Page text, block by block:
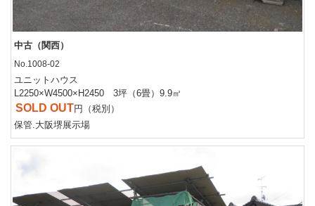
中古（関西）
No.1008-02
ユニットハウス
L2250×W4500×H2450 3坪（6畳）9.9㎡
SOLD OUT円（税別）
保管.大阪堺展示場